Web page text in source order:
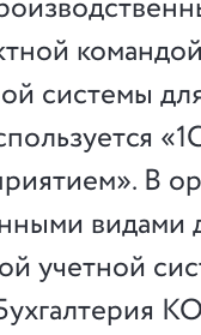
системы
В
видами
учетной